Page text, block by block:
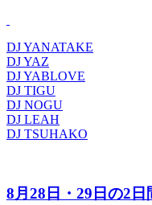
DJ YANATAKE
DJ YAZ
DJ YABLOVE
DJ TIGU
DJ NOGU
DJ LEAH
DJ TSUHAKO
8月28日・29日の2